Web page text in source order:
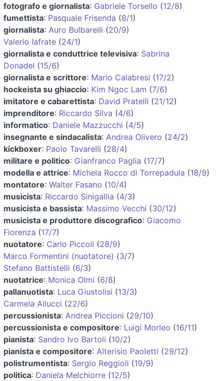
fotografo e giornalista: Gabriele Torsello (12/8)
fumettista: Pasquale Frisenda (8/1)
giornalista: Auro Bulbarelli (20/9)
Valerio Iafrate (24/1)
giornalista e conduttrice televisiva: Sabrina
Donadel (15/6)
giornalista e scrittore: Mario Calabresi (17/2)
hockeista su ghiaccio: Kim Ngoc Lam (7/6)
imitatore e cabarettista: David Pratelli (21/12)
imprenditore: Riccardo Silva (4/6)
informatico: Daniele Mazzucchi (4/5)
insegnante e sindacalista: Andrea Olivero (24/2)
kickboxer: Paolo Tavarelli (28/4)
militare e politico: Gianfranco Paglia (17/7)
modella e attrice: Michela Rocco di Torrepadula (18/9)
montatore: Walter Fasano (10/4)
musicista: Riccardo Sinigallia (4/3)
musicista e bassista: Massimo Vecchi (30/12)
musicista e produttore discografico: Giacomo
Fiorenza (17/7)
nuotatore: Carlo Piccoli (28/9)
Marco Formentini (nuotatore) (3/7)
Stefano Battistelli (6/3)
nuotatrice: Monica Olmi (6/8)
pallanuotista: Luca Giustolisi (13/3)
Carmela Allucci (22/6)
percussionista: Andrea Piccioni (29/10)
percussionista e compositore: Luigi Morleo (16/11)
pianista: Sandro Ivo Bartoli (10/2)
pianista e compositore: Alterisio Paoletti (29/12)
polistrumentista: Sergio Reggioli (19/9)
politica: Daniela Melchiorre (12/5)